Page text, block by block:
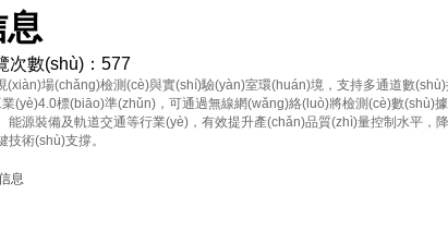
次數(shù)：577
場(chǎng)檢測(cè)與實(shí)驗(yàn)室環(huán)境，支持多通道數
業(yè)4.0標(biāo)準(zhǔn)，可通過無線網(wǎng)絡(luò)將檢測(cè)數
能源裝備及軌道交通等行業(yè)，有效提升產(chǎn)品質(zhì)量控制水平，
術(shù)支撐。
息